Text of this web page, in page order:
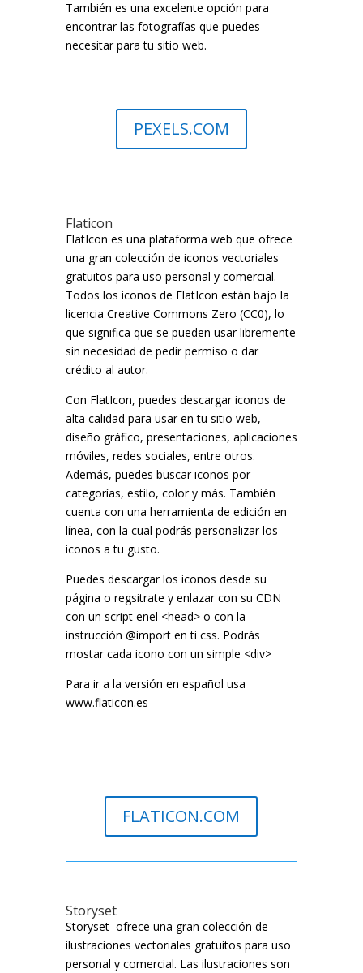
También es una excelente opción para
encontrar las fotografías que puedes
necesitar para tu sitio web.
PEXELS.COM
Flaticon
FlatIcon es una plataforma web que ofrece
una gran colección de iconos vectoriales
gratuitos para uso personal y comercial.
Todos los iconos de FlatIcon están bajo la
licencia Creative Commons Zero (CC0), lo
que significa que se pueden usar libremente
sin necesidad de pedir permiso o dar
crédito al autor.
Con FlatIcon, puedes descargar iconos de
alta calidad para usar en tu sitio web,
diseño gráfico, presentaciones, aplicaciones
móviles, redes sociales, entre otros.
Además, puedes buscar iconos por
categorías, estilo, color y más. También
cuenta con una herramienta de edición en
línea, con la cual podrás personalizar los
iconos a tu gusto.
Puedes descargar los iconos desde su
página o regsitrate y enlazar con su CDN
con un script enel <head> o con la
instrucción @import en ti css. Podrás
mostar cada icono con un simple <div>
Para ir a la versión en español usa
www.flaticon.es
FLATICON.COM
Storyset
Storyset ofrece una gran colección de
ilustraciones vectoriales gratuitos para uso
personal y comercial. Las ilustraciones son